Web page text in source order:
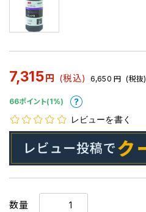
7,315 円 (税込) 6,650 円 (税抜)
66ポイント(1%)
レビューを書く
数量